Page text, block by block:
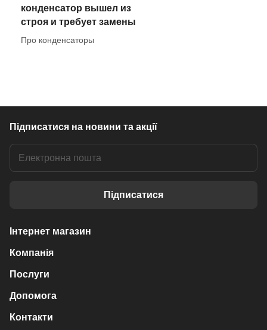
конденсатор вышел из
строя и требует замены
Про конденсаторы
Підписатися на новини та акції
Підписатися
Інтернет магазин
Компанія
Послуги
Допомога
Контакти